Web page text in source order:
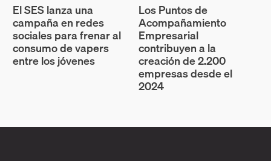
El SES lanza una
campaña en redes
sociales para frenar al
consumo de vapers
entre los jóvenes
Los Puntos de
Acompañamiento
Empresarial
contribuyen a la
creación de 2.200
empresas desde el
2024